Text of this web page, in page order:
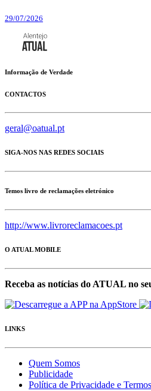
29/07/2026
Informação de Verdade
CONTACTOS
geral@oatual.pt
SIGA-NOS NAS REDES SOCIAIS
Temos livro de reclamações eletrónico
http://www.livroreclamacoes.pt
O ATUAL MOBILE
Receba as notícias do ATUAL no
LINKS
Quem Somos
Publicidade
Política de Privacidade e